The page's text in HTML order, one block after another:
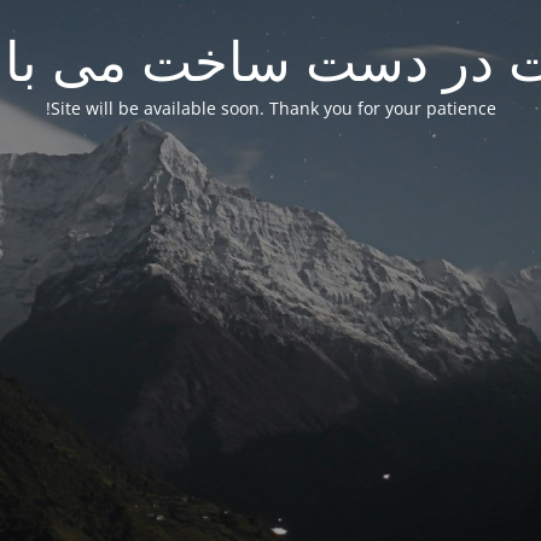
در دست ساخت می
Site will be available soon. Thank you for your patience!